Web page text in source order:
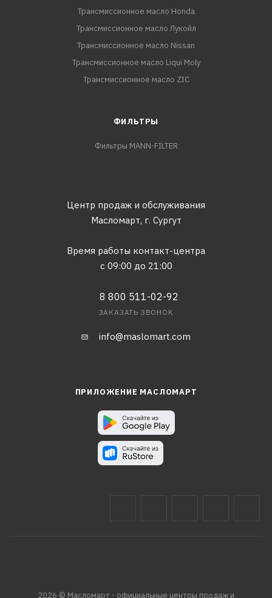
Трансмиссионное масло Honda
Трансмиссионное масло Лукойл
Трансмиссионное масло Nissan
Трансмиссионное масло Liqui Moly
Трансмиссионное масло ZIC
ФИЛЬТРЫ
Фильтры MANN-FILTER
Центр продаж и обслуживания
Масломарт, г. Сургут
Время работы контакт-центра
с 09:00 до 21:00
8 800 511-02-92
ЗАКАЗАТЬ ЗВОНОК
info@maslomart.com
ПРИЛОЖЕНИЕ МАСЛОМАРТ
2026 © Масломарт - официальные центры продаж и